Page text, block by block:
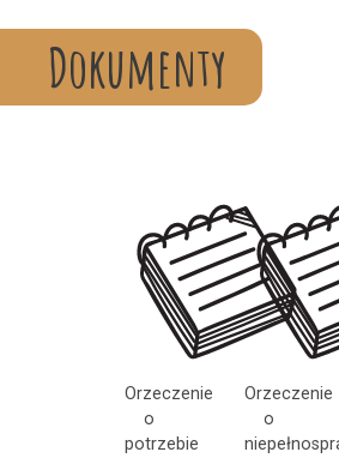
Dokumenty
Orzeczenie
o
potrzebie
Orzeczenie
o